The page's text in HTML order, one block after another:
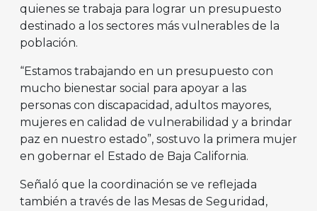
quienes se trabaja para lograr un presupuesto
destinado a los sectores más vulnerables de la
población.
“Estamos trabajando en un presupuesto con
mucho bienestar social para apoyar a las
personas con discapacidad, adultos mayores,
mujeres en calidad de vulnerabilidad y a brindar
paz en nuestro estado”, sostuvo la primera mujer
en gobernar el Estado de Baja California.
Señaló que la coordinación se ve reflejada
también a través de las Mesas de Seguridad,